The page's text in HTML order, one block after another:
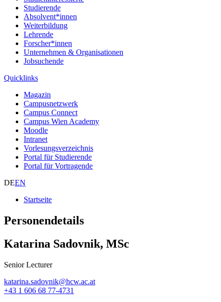
Studierende
Absolvent*innen
Weiterbildung
Lehrende
Forscher*innen
Unternehmen & Organisationen
Jobsuchende
Quicklinks
Magazin
Campusnetzwerk
Campus Connect
Campus Wien Academy
Moodle
Intranet
Vorlesungsverzeichnis
Portal für Studierende
Portal für Vortragende
DEEN
Startseite
Personendetails
Katarina Sadovnik, MSc
Senior Lecturer
katarina.sadovnik@hcw.ac.at
+43 1 606 68 77-4731